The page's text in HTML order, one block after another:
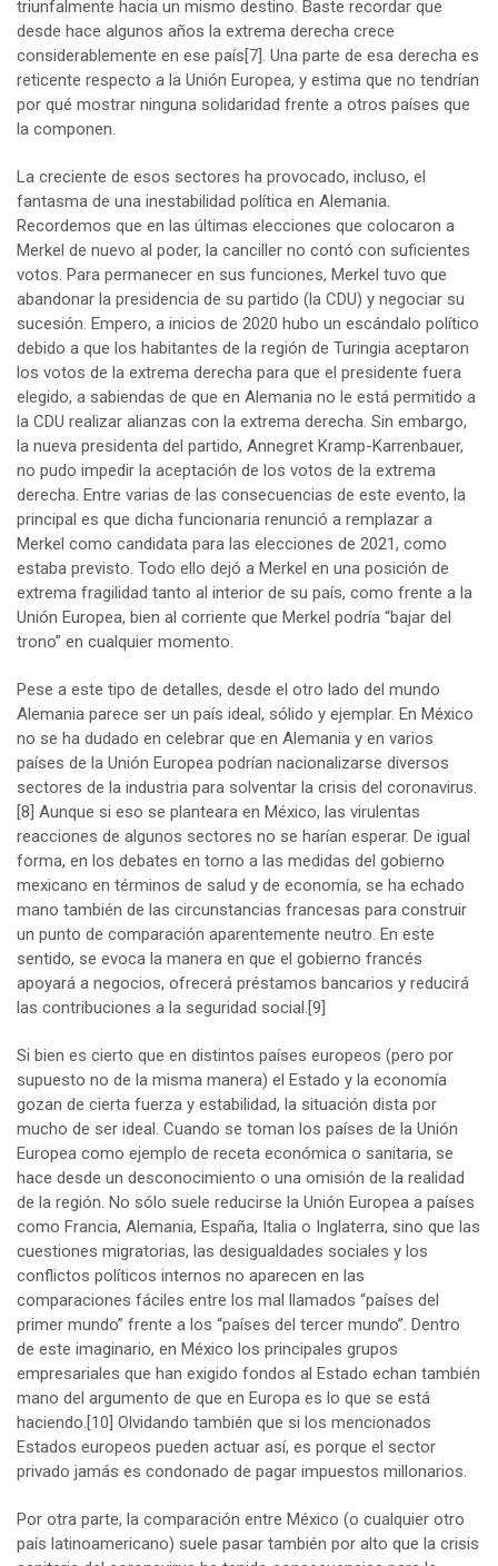
triunfalmente hacia un mismo destino. Baste recordar que
desde hace algunos años la extrema derecha crece
considerablemente en ese país [7] . Una parte de esa derecha es
reticente respecto a la Unión Europea, y estima que no tendrían
por qué mostrar ninguna solidaridad frente a otros países que
la componen.
La creciente de esos sectores ha provocado, incluso, el
fantasma de una inestabilidad política en Alemania.
Recordemos que en las últimas elecciones que colocaron a
Merkel de nuevo al poder, la canciller no contó con suficientes
votos. Para permanecer en sus funciones, Merkel tuvo que
abandonar la presidencia de su partido (la CDU) y negociar su
sucesión. Empero, a inicios de 2020 hubo un escándalo político
debido a que los habitantes de la región de Turingia aceptaron
los votos de la extrema derecha para que el presidente fuera
elegido, a sabiendas de que en Alemania no le está permitido a
la CDU realizar alianzas con la extrema derecha. Sin embargo,
la nueva presidenta del partido, Annegret Kramp-Karrenbauer,
no pudo impedir la aceptación de los votos de la extrema
derecha. Entre varias de las consecuencias de este evento, la
principal es que dicha funcionaria renunció a remplazar a
Merkel como candidata para las elecciones de 2021, como
estaba previsto. Todo ello dejó a Merkel en una posición de
extrema fragilidad tanto al interior de su país, como frente a la
Unión Europea, bien al corriente que Merkel podría “bajar del
trono” en cualquier momento.
Pese a este tipo de detalles, desde el otro lado del mundo
Alemania parece ser un país ideal, sólido y ejemplar. En México
no se ha dudado en celebrar que en Alemania y en varios
países de la Unión Europea podrían nacionalizarse diversos
sectores de la industria para solventar la crisis del coronavirus.
[8] Aunque si eso se planteara en México, las virulentas
reacciones de algunos sectores no se harían esperar. De igual
forma, en los debates en torno a las medidas del gobierno
mexicano en términos de salud y de economía, se ha echado
mano también de las circunstancias francesas para construir
un punto de comparación aparentemente neutro. En este
sentido, se evoca la manera en que el gobierno francés
apoyará a negocios, ofrecerá préstamos bancarios y reducirá
las contribuciones a la seguridad social. [9]
Si bien es cierto que en distintos países europeos (pero por
supuesto no de la misma manera) el Estado y la economía
gozan de cierta fuerza y estabilidad, la situación dista por
mucho de ser ideal. Cuando se toman los países de la Unión
Europea como ejemplo de receta económica o sanitaria, se
hace desde un desconocimiento o una omisión de la realidad
de la región. No sólo suele reducirse la Unión Europea a países
como Francia, Alemania, España, Italia o Inglaterra, sino que las
cuestiones migratorias, las desigualdades sociales y los
conflictos políticos internos no aparecen en las
comparaciones fáciles entre los mal llamados “países del
primer mundo” frente a los “países del tercer mundo”. Dentro
de este imaginario, en México los principales grupos
empresariales que han exigido fondos al Estado echan también
mano del argumento de que en Europa es lo que se está
haciendo. [10] Olvidando también que si los mencionados
Estados europeos pueden actuar así, es porque el sector
privado jamás es condonado de pagar impuestos millonarios.
Por otra parte, la comparación entre México (o cualquier otro
país latinoamericano) suele pasar también por alto que la crisis